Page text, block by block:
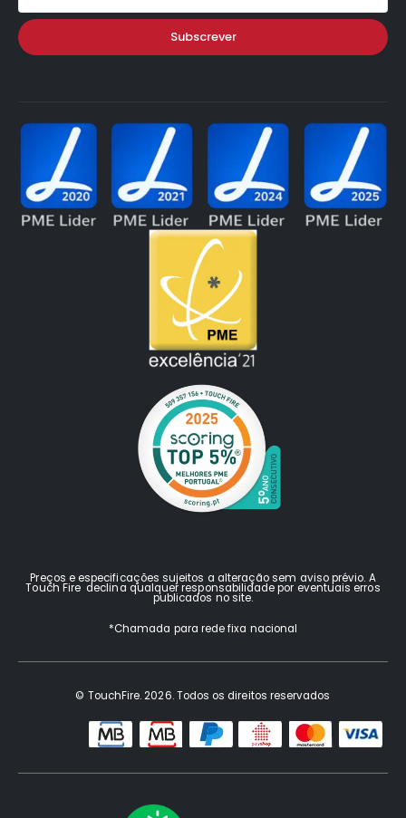
Subscrever
Preços e especificações sujeitos a alteração sem aviso prévio. A
Touch Fire declina qualquer responsabilidade por eventuais erros
publicados no site.
*Chamada para rede fixa nacional
© TouchFire. 2026. Todos os direitos reservados